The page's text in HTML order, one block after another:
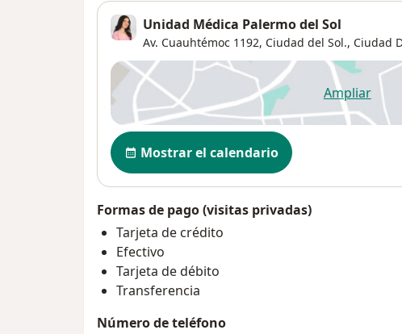
Unidad Médica Palermo del Sol
Av. Cuauhtémoc 1192, Ciudad del Sol., Ciudad
Ampliar
se abre
Disponibilidad
Mostrar el calendario
Formas de pago (visitas privadas)
Tarjeta de crédito
Efectivo
Tarjeta de débito
Transferencia
Número de teléfono